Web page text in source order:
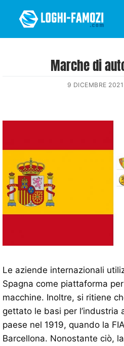
Marche di
9 DICEMBRE 2021
Le aziende internazionali
Spagna come piattaforma
macchine. Inoltre, si ritiene
gettato le basi per l’industria
paese nel 1919, quando la
Barcellona. Nonostante ciò,